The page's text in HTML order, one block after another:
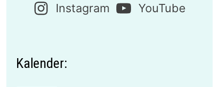
Instagram YouTube
Kalender: